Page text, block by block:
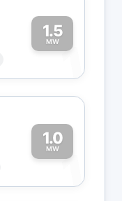
1.5
MW1
1.0
MW1